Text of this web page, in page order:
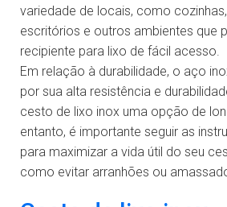
variedade de locais, como
escritórios e outros ambientes que
recipiente para lixo de fácil acesso.
Em relação à durabilidade, o aço
por sua alta resistência e
cesto de lixo inox uma opção de
entanto, é importante seguir as
para maximizar a vida útil do seu
como evitar arranhões ou